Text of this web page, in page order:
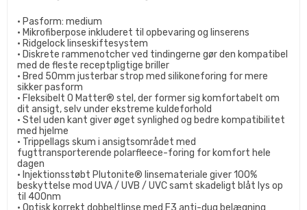
• Pasform: medium
• Mikrofiberpose inkluderet til opbevaring og linserens
• Ridgelock linseskiftesystem
• Diskrete rammenotcher ved tindingerne gør den kompatibel
med de fleste receptpligtige briller
• Bred 50mm justerbar strop med silikoneforing for mere
sikker pasform
• Fleksibelt O Matter® stel, der former sig komfortabelt om
dit ansigt, selv under ekstreme kuldeforhold
• Stel uden kant giver øget synlighed og bedre kompatibilitet
med hjelme
• Trippellags skum i ansigtsområdet med
fugttransporterende polarfleece-foring for komfort hele
dagen
• Injektionsstøbt Plutonite® linsemateriale giver 100%
beskyttelse mod UVA / UVB / UVC samt skadeligt blåt lys op
til 400nm